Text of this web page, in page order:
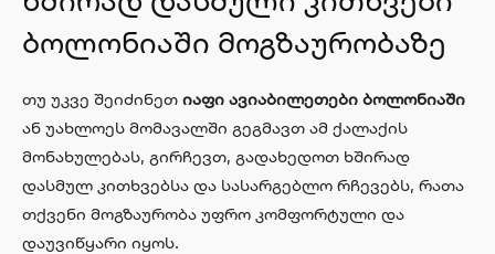
ბოლონიაში მოგზაურობაზე
თუ უკვე შეიძინეთ იაფი ავიაბილეთები ბოლონიაში
ან უახლოეს მომავალში გეგმავთ ამ ქალაქის
მონახულებას, გირჩევთ, გადახედოთ ხშირად
დასმულ კითხვებსა და სასარგებლო რჩევებს, რათა
თქვენი მოგზაურობა უფრო კომფორტული და
დაუვიწყარი იყოს.